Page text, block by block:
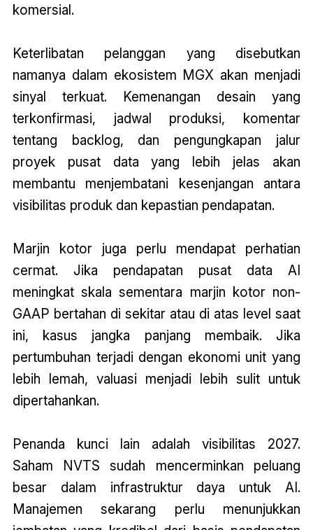
komersial.
Keterlibatan pelanggan yang disebutkan
namanya dalam ekosistem MGX akan menjadi
sinyal terkuat. Kemenangan desain yang
terkonfirmasi, jadwal produksi, komentar
tentang backlog, dan pengungkapan jalur
proyek pusat data yang lebih jelas akan
membantu menjembatani kesenjangan antara
visibilitas produk dan kepastian pendapatan.
Marjin kotor juga perlu mendapat perhatian
cermat. Jika pendapatan pusat data AI
meningkat skala sementara marjin kotor non-
GAAP bertahan di sekitar atau di atas level saat
ini, kasus jangka panjang membaik. Jika
pertumbuhan terjadi dengan ekonomi unit yang
lebih lemah, valuasi menjadi lebih sulit untuk
dipertahankan.
Penanda kunci lain adalah visibilitas 2027.
Saham NVTS sudah mencerminkan peluang
besar dalam infrastruktur daya untuk AI.
Manajemen sekarang perlu menunjukkan